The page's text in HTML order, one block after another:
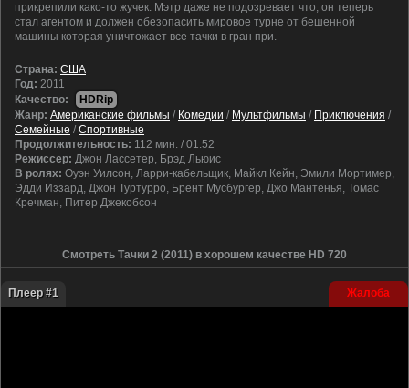
прикрепили како-то жучек. Мэтр даже не подозревает что, он теперь
стал агентом и должен обезопасить мировое турне от бешенной
машины которая уничтожает все тачки в гран при.
Cтрана: США
Год: 2011
Качество:
HDRip
Жанр: Американские фильмы / Комедии / Мультфильмы / Приключения /
Семейные / Спортивные
Продолжительность: 112 мин. / 01:52
Режиссер: Джон Лассетер, Брэд Льюис
В ролях: Оуэн Уилсон, Ларри-кабельщик, Майкл Кейн, Эмили Мортимер,
Эдди Иззард, Джон Туртурро, Брент Мусбургер, Джо Мантенья, Томас
Кречман, Питер Джекобсон
Смотреть Тачки 2 (2011) в хорошем качестве HD 720
Плеер #1 Жалоба